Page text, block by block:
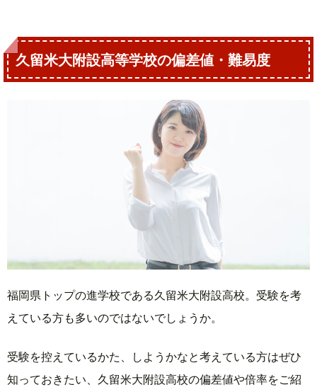
久留米大附設高等学校の偏差値・難易度
福岡県トップの進学校である久留米大附設高校。受験を考
えている方も多いのではないでしょうか。
受験を控えているかた、しようかなと考えている方はぜひ
知っておきたい、久留米大附設高校の偏差値や倍率をご紹